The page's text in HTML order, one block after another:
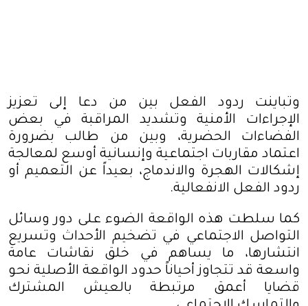
وتباينت ردود الفعل بين من دعا إلى تعزيز
الإجراءات الأمنية وتشديد المراقبة في بعض
الفضاءات الحضرية، وبين من طالب بضرورة
اعتماد مقاربات اجتماعية وإنسانية أوسع لمعالجة
إشكالات الهجرة والاندماج، بعيداً عن التعميم أو
ردود الفعل الانفعالية.
كما سلطت هذه الواقعة الضوء على دور وسائل
التواصل الاجتماعي في تضخيم الأحداث وتسريع
انتشارها، ما يساهم في خلق نقاشات عامة
واسعة قد تتجاوز أحياناً حدود الواقعة الأصلية نحو
قضايا أعمق مرتبطة بالعيش المشترك